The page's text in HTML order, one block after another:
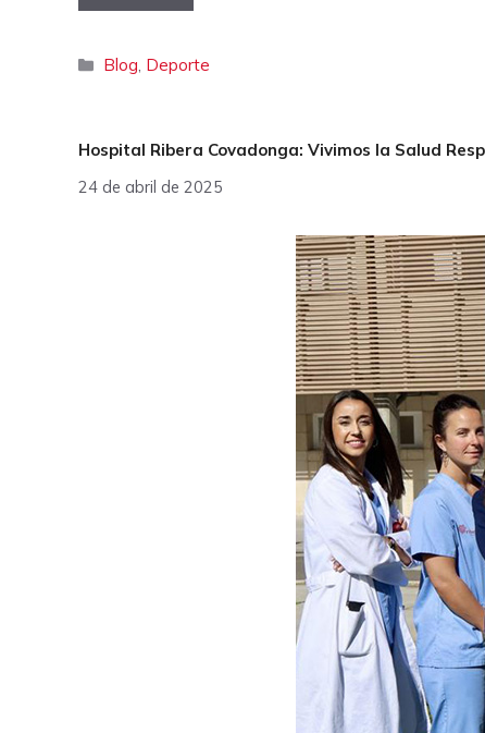
Categorías
Blog, Deporte
Hospital Ribera Covadonga: Vivimos la Salud
24 de abril de 2025